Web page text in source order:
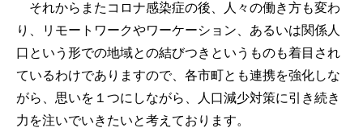
それからまたコロナ感染症の後、人々の働き方も変わ
り、リモートワークやワーケーション、あるいは関係人
口という形での地域との結びつきというものも着目され
ているわけでありますので、各市町とも連携を強化しな
がら、思いを１つにしながら、人口減少対策に引き続き
力を注いでいきたいと考えております。